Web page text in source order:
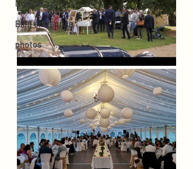
Non classifié(e)
Blog entreprise
photos